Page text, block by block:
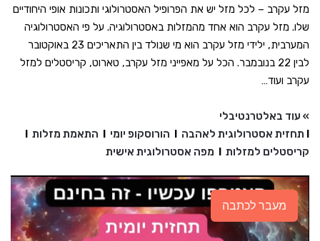
מזל עקרב – לכל מזל יש את הפרופיל האסטרולוגי ותכונות אופי היחודיים
שלו. מזל עקרב הוא אחד מהמזלות באסטרולוגיה. על פי האסטרולוגיה
המערבית, ילידי מזל עקרב הוא מי שנולד בין התאריכים 23 באוקטובר
לבין 22 בנובמבר. הכל על מאפייני מזל עקרב, טארוט, קריסטלים למזל
עקרב ועוד…
» עוד באלטרנטיבלי
I תחזית אסטרולוגית לאהבה I הורוסקופ יומי I התאמת מזלות I
קריסטלים למזלות
מפה אסטרולוגית אישית
מעבר לכתבה